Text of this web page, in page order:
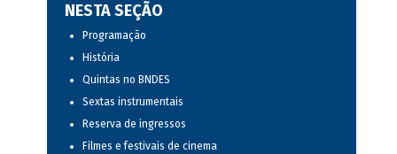
NESTA SEÇÃO
Programação
História
Quintas no BNDES
Sextas instrumentais
Reserva de ingressos
Filmes e festivais de cinema